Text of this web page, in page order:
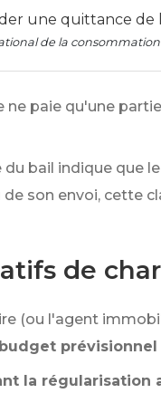
une quittance de
de la consommation
ne paie qu'une
du bail indique que
son envoi, cette
de
(ou l'agent
budget
la régularisation